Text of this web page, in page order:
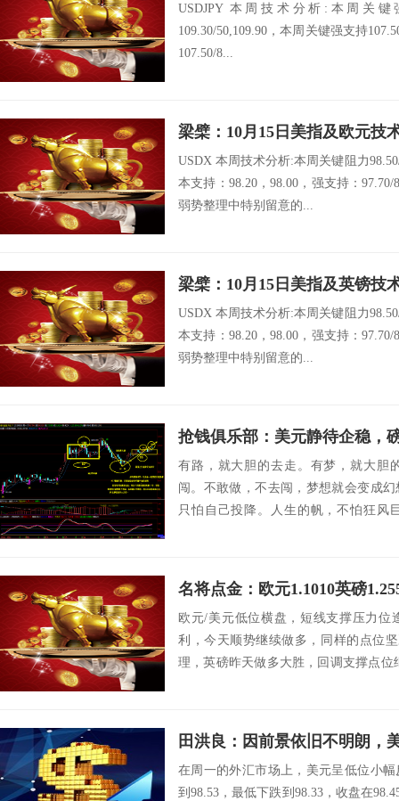
USDJPY 本周技术分析:本周关键
109.30/50,109.90，本周关键强支持
107.50/8...
梁檗：10月15日美指及欧元技
USDX 本周技术分析:本周关键阻力
本支持：98.20，98.00，强支持：
弱势整理中特别留意的...
梁檗：10月15日美指及英镑技
USDX 本周技术分析:本周关键阻力
本支持：98.20，98.00，强支持：
弱势整理中特别留意的...
抢钱俱乐部：美元静待企稳，
有路，就大胆的去走。有梦，就大胆
闯。不敢做，不去闯，梦想就会变成
只怕自己投降。人生的帆，不怕狂风
名将点金：欧元1.1010英磅
欧元/美元低位横盘，短线支撑压力位
利，今天顺势继续做多，同样的点位
理，英磅昨天做多大胜，回调支撑点
田洪良：因前景依旧不明朗，
在周一的外汇市场上，美元呈低位小
到98.53，最低下跌到98.33，收盘在